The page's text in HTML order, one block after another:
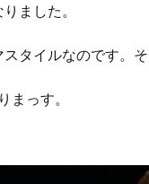
ました。
タイルなのです。
まっす。